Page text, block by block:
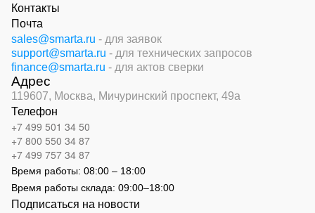
Контакты
Почта
sales@smarta.ru - для заявок
support@smarta.ru - для технических запросов
finance@smarta.ru - для актов сверки
Адрес
119607, Москва, Мичуринский проспект, 49а
Телефон
+7 499 501 34 50
+7 800 550 34 87
+7 499 757 34 87
Время работы: 08:00 – 18:00
Время работы склада: 09:00–18:00
Подписаться на новости